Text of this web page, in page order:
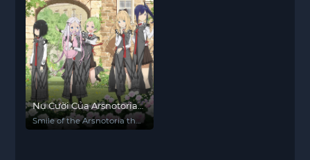
Nụ Cười Của Arsnotoria
(Hoạt Hình)
Smile of the Arsnotoria the